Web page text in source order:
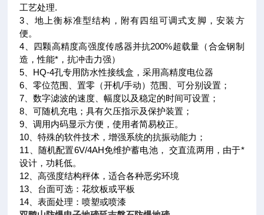
工艺处理.
3、地上衡标准型结构，附有四组可调式支脚，安装方
便。
4、四颗高精度高强度传感器并抗200%超载量（合金钢制
造，性能*，抗冲击力强）
5、HQ-4孔专用防水性接线盒，采用高精度电位器
6、零位范围、置零（开机/手动）范围、可分别设置；
7、数字滤波的速度、幅度以及稳定的时间可设置；
8、可随机充电；具有欠压指示及保护装置；
9、调用内码显示方便，使用者简易校正。
10、特殊的软件技术，增强系统的抗振动能力；
11、随机配置6V/4AH免维护蓄电池， 交直流两用，由于*
设计，功耗低。
12、高强度结构秤体，适合各种恶劣环境
13、台面可选：花纹板或平板
14、表面处理：喷塑或喷漆